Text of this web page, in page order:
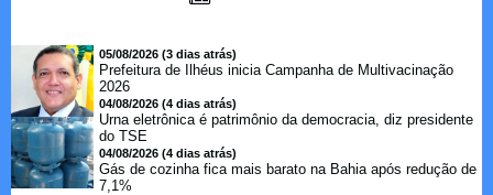
05/08/2026 (3 dias atrás)
Prefeitura de Ilhéus inicia Campanha de Multivacinação
2026
04/08/2026 (4 dias atrás)
Urna eletrônica é patrimônio da democracia, diz presidente
do TSE
04/08/2026 (4 dias atrás)
Gás de cozinha fica mais barato na Bahia após redução de
7,1%